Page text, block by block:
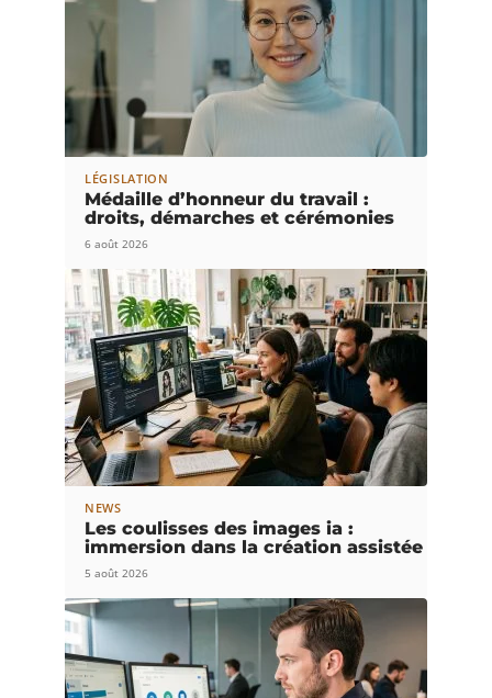
LÉGISLATION
Médaille d’honneur du travail :
droits, démarches et cérémonies
6 août 2026
NEWS
Les coulisses des images ia :
immersion dans la création assistée
5 août 2026